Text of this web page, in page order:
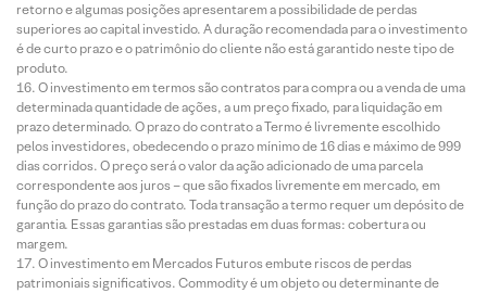
retorno e algumas posições apresentarem a possibilidade de perdas
superiores ao capital investido. A duração recomendada para o investimento
é de curto prazo e o patrimônio do cliente não está garantido neste tipo de
produto.
O investimento em termos são contratos para compra ou a venda de uma
determinada quantidade de ações, a um preço fixado, para liquidação em
prazo determinado. O prazo do contrato a Termo é livremente escolhido
pelos investidores, obedecendo o prazo mínimo de 16 dias e máximo de 999
dias corridos. O preço será o valor da ação adicionado de uma parcela
correspondente aos juros – que são fixados livremente em mercado, em
função do prazo do contrato. Toda transação a termo requer um depósito de
garantia. Essas garantias são prestadas em duas formas: cobertura ou
margem.
O investimento em Mercados Futuros embute riscos de perdas
patrimoniais significativos. Commodity é um objeto ou determinante de